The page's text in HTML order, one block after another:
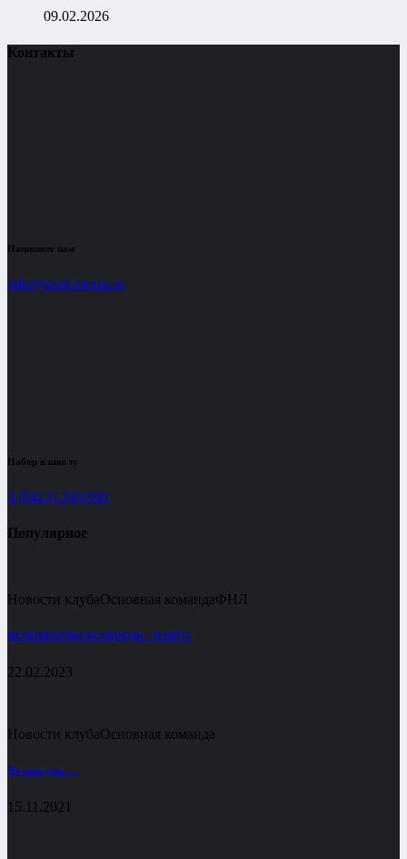
09.02.2026
Контакты
Напишите нам
info@zenit-penza.ru
Набор в школу
8 (8412) 200-990
Популярное
Новости клубаОсновная командаФНЛ
НОВОБРАНЦЫ КОМАНДЫ «ЗЕНИТ»
22.02.2023
Новости клубаОсновная команда
Не наш день …
15.11.2021